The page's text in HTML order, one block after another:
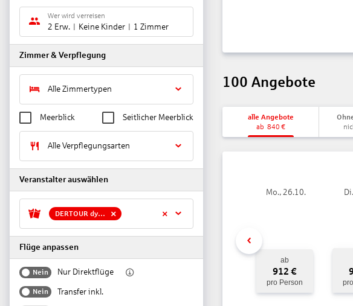
100 Angebote
alle Angebote
ab 840 €
Mo., 26.10.
ab
912 €
pro Person
Wer wird verreisen
2 Erw. Keine Kinder 1 Zimmer
Zimmer & Verpflegung
Alle Zimmertypen
Meerblick Seitlicher Meerblick
Alle Verpflegungsarten
Veranstalter auswählen
DERTOUR dynamisch
Flüge anpassen
Nein Nur Direktflüge
Nein Transfer inkl.